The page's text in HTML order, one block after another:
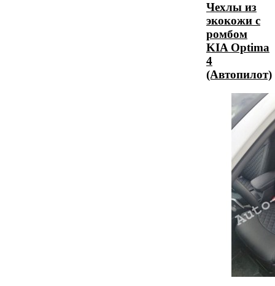
Чехлы из
экокожи с
ромбом
KIA Optima
4
(Автопилот)